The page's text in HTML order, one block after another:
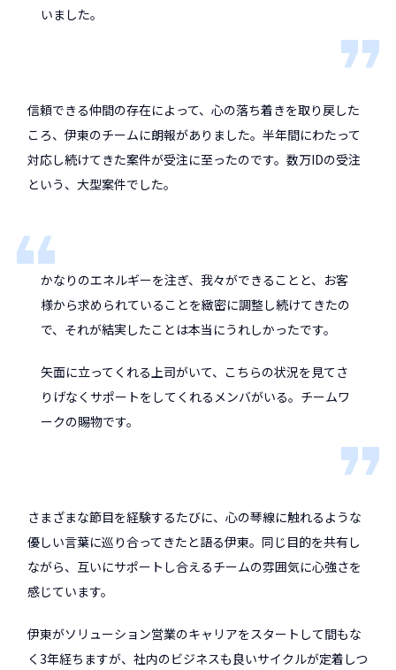
いました。
信頼できる仲間の存在によって、心の落ち着きを取り戻した
ころ、伊東のチームに朗報がありました。半年間にわたって
対応し続けてきた案件が受注に至ったのです。数万IDの受注
という、大型案件でした。
かなりのエネルギーを注ぎ、我々ができることと、お客
様から求められていることを緻密に調整し続けてきたの
で、それが結実したことは本当にうれしかったです。
矢面に立ってくれる上司がいて、こちらの状況を見てさ
りげなくサポートをしてくれるメンバがいる。チームワ
ークの賜物です。
さまざまな節目を経験するたびに、心の琴線に触れるような
優しい言葉に巡り合ってきたと語る伊東。同じ目的を共有し
ながら、互いにサポートし合えるチームの雰囲気に心強さを
感じています。
伊東がソリューション営業のキャリアをスタートして間もな
く3年経ちますが、社内のビジネスも良いサイクルが定着しつ